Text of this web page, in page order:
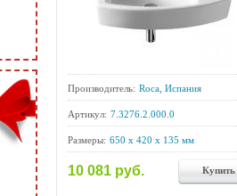
Производитель: Roca, Испания
Артикул: 7.3276.2.000.0
Размеры: 650 x 420 x 135 мм
10 081 руб. Купить